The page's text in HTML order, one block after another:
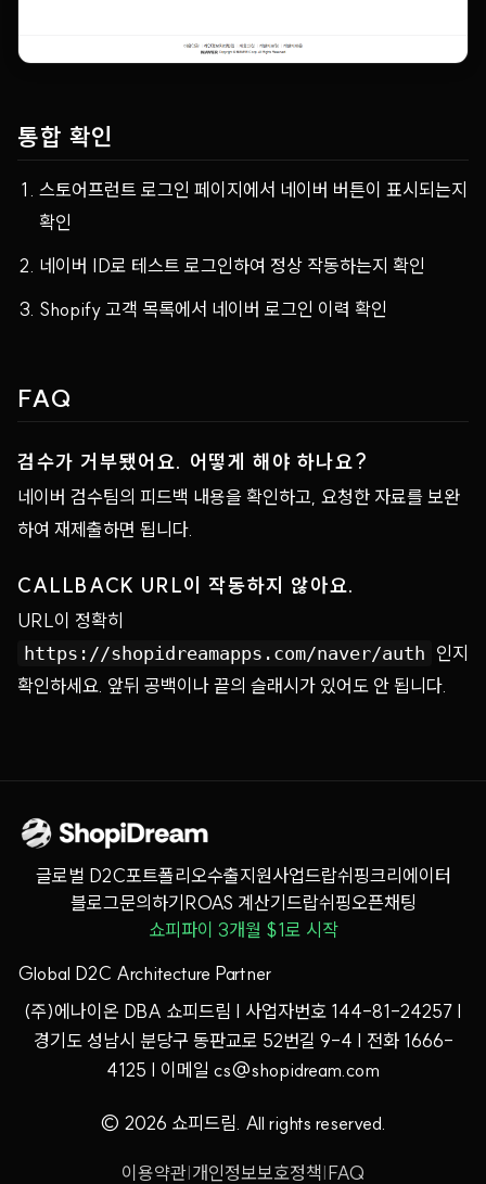
통합 확인
스토어프런트 로그인 페이지에서 네이버 버튼이 표시되는지
확인
네이버 ID로 테스트 로그인하여 정상 작동하는지 확인
Shopify 고객 목록에서 네이버 로그인 이력 확인
FAQ
검수가 거부됐어요. 어떻게 해야 하나요?
네이버 검수팀의 피드백 내용을 확인하고, 요청한 자료를 보완
하여 재제출하면 됩니다.
CALLBACK URL이 작동하지 않아요.
URL이 정확히
https://shopidreamapps.com/naver/auth 인지
확인하세요. 앞뒤 공백이나 끝의 슬래시가 있어도 안 됩니다.
글로벌 D2C포트폴리오수출지원사업드랍쉬핑크리에이터
블로그문의하기ROAS 계산기드랍쉬핑오픈채팅
쇼피파이 3개월 $1로 시작
Global D2C Architecture Partner
(주)에나이온 DBA 쇼피드림 | 사업자번호 144-81-24257 |
경기도 성남시 분당구 동판교로 52번길 9-4 | 전화 1666-
4125 | 이메일 cs@shopidream.com
© 2026 쇼피드림. All rights reserved.
이용약관|개인정보보호정책|FAQ